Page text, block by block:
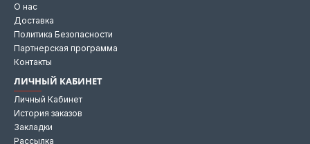
О нас
Доставка
Политика Безопасности
Партнерская программа
Контакты
ЛИЧНЫЙ КАБИНЕТ
Личный Кабинет
История заказов
Закладки
Рассылка